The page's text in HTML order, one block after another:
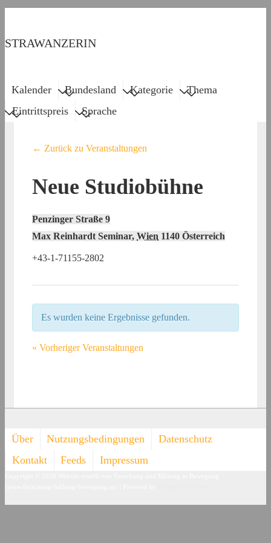
Inhalt
STRAWANZERIN
Main
Kalender Bundesland Kategorie
Thema
Eintrittspreis
Sprache
← Zurück zu Veranstaltungen
Neue Studiobühne
Penzinger Straße 9
Max Reinhardt Seminar, Wien 1140 Österreich
+43-1-71155-2802
Es wurden keine Ergebnisse gefunden.
« Vorheriger Veranstaltungen
Footer-
Menü
Über Nutzungsbedingungen
Datenschutz
Kontakt
Feeds Impressum